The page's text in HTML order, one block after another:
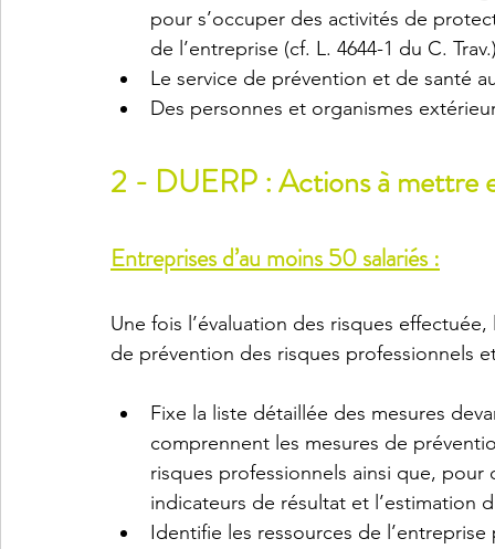
pour s’occuper des activités de
de l’entreprise (cf. L. 4644-1 du C.
Le service de prévention et de santé
Des personnes et organismes
2 - DUERP : Actions à mettre
Entreprises d’au moins 50 salariés :
Une fois l’évaluation des risques
de prévention des risques professionnels
Fixe la liste détaillée des mesures
comprennent les mesures de
risques professionnels ainsi que,
indicateurs de résultat et l’estimation
Identifie les ressources de